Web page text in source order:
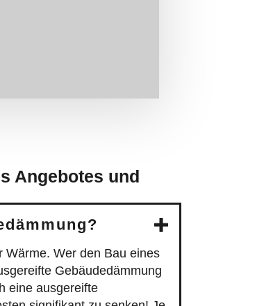
Angebotes und
Wärme. Wer den Bau eines
Gebäudedämmung
eine ausgereifte